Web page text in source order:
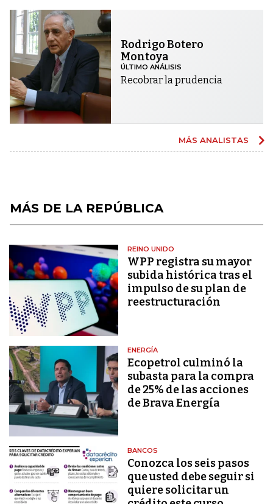
Rodrigo Botero
Montoya
ÚLTIMO ANÁLISIS
Recobrar la prudencia
MÁS ANALISTAS
MÁS DE LA REPÚBLICA
REINO UNIDO
WPP registra su mayor
subida histórica tras el
impulso de su plan de
reestructuración
ENERGÍA
Ecopetrol culminó la
subasta para la compra
de 25% de las acciones
de Brava Energía
BANCOS
Conozca los seis pasos
que usted debe seguir si
quiere solicitar un